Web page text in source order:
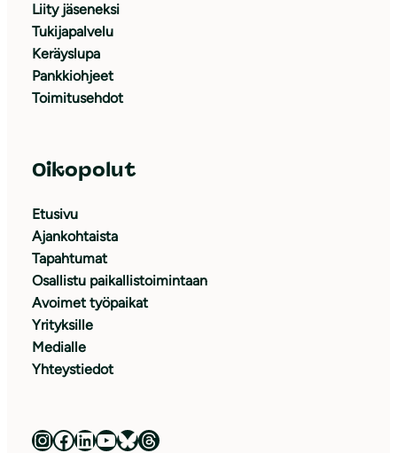
Liity jäseneksi
Tukijapalvelu
Keräyslupa
Pankkiohjeet
Toimitusehdot
Oikopolut
Etusivu
Ajankohtaista
Tapahtumat
Osallistu paikallistoimintaan
Avoimet työpaikat
Yrityksille
Medialle
Yhteystiedot
Luonnonsuojeluliitto Instagramissa Luonnonsuojeluliitto Facebookissa Luonnonsuojeluliitto LinkedInissä Luonnonsuojeluliiton YouTube-kanava Luonnonsuojeluliitto Blueskyssa Luonnonsuojeluliitto Threadsissa